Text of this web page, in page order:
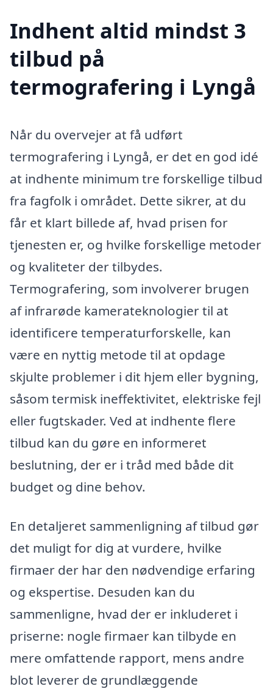
Indhent altid mindst 3
tilbud på
termografering i Lyngå
Når du overvejer at få udført
termografering i Lyngå, er det en god idé
at indhente minimum tre forskellige tilbud
fra fagfolk i området. Dette sikrer, at du
får et klart billede af, hvad prisen for
tjenesten er, og hvilke forskellige metoder
og kvaliteter der tilbydes.
Termografering, som involverer brugen
af infrarøde kamerateknologier til at
identificere temperaturforskelle, kan
være en nyttig metode til at opdage
skjulte problemer i dit hjem eller bygning,
såsom termisk ineffektivitet, elektriske fejl
eller fugtskader. Ved at indhente flere
tilbud kan du gøre en informeret
beslutning, der er i tråd med både dit
budget og dine behov.
En detaljeret sammenligning af tilbud gør
det muligt for dig at vurdere, hvilke
firmaer der har den nødvendige erfaring
og ekspertise. Desuden kan du
sammenligne, hvad der er inkluderet i
priserne: nogle firmaer kan tilbyde en
mere omfattende rapport, mens andre
blot leverer de grundlæggende